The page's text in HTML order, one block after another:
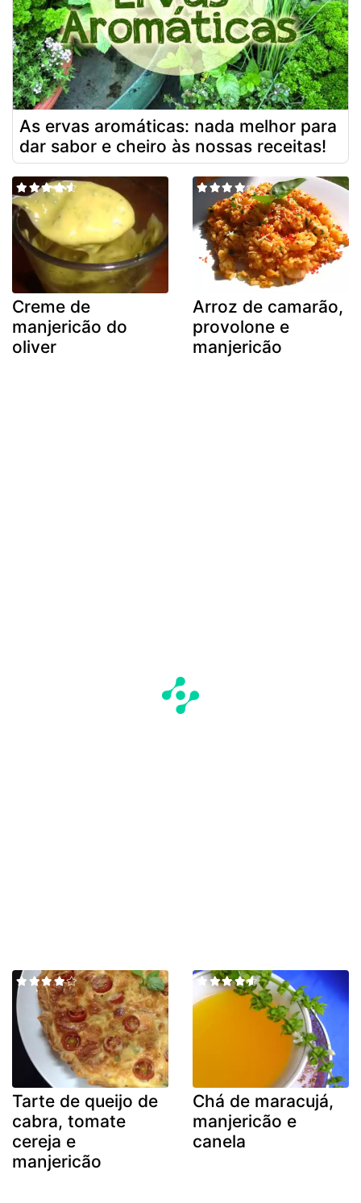
As ervas aromáticas: nada melhor para
dar sabor e cheiro às nossas receitas!
Creme de
manjericão do
oliver
Arroz de camarão,
provolone e
manjericão
Tarte de queijo de
cabra, tomate
cereja e
manjericão
Chá de maracujá,
manjericão e
canela